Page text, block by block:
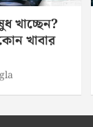
খাচ্ছেন?
খাবার